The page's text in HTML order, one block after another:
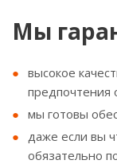
Мы
высокое
предпочтения
мы готовы
даже если вы
обязательно